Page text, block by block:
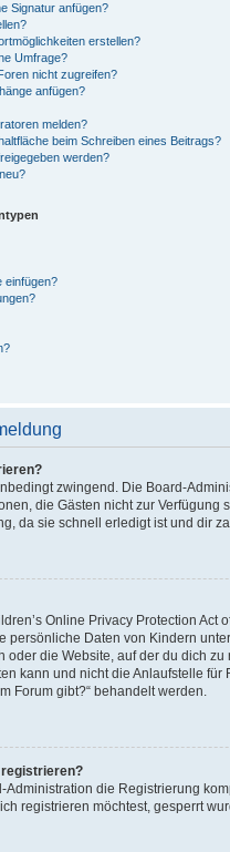
Signatur anfügen?
erstellen?
Umfrage?
nicht zugreifen?
anfügen?
melden?
beim Schreiben eines Beitrags?
werden?
einfügen?
zwingend. Die Board-
die Gästen nicht zur
da sie schnell erledigt ist und dir
Online Privacy Protection
persönliche Daten von Kindern
oder die Website, auf der du dich
kann und nicht die Anlaufstelle
Forum gibt?“ behandelt werden.
Administration die Registrierung
registrieren möchtest, gesperrt